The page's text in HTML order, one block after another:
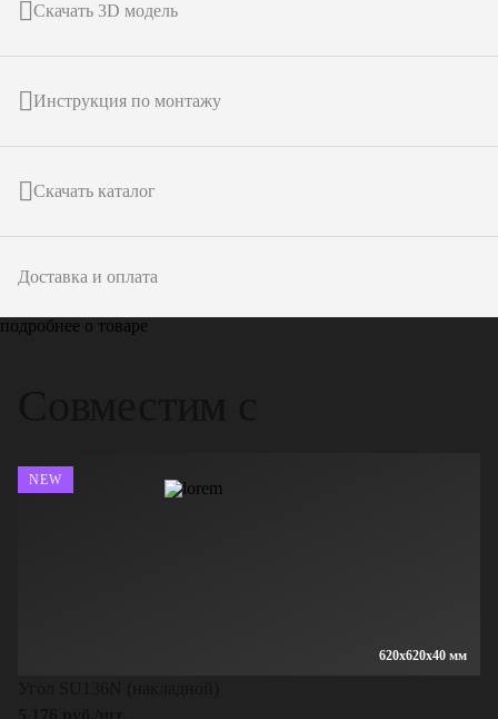
Скачать 3D модель
Инструкция по монтажу
Скачать каталог
Доставка и оплата
подробнее о товаре
620x620x40 мм
NEW